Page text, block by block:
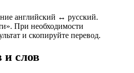
английский ↔ русский.
При необходимости
и скопируйте перевод.
и слов